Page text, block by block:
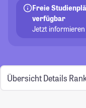
Freie
verfügbar
Jetzt informieren
Übersicht Details